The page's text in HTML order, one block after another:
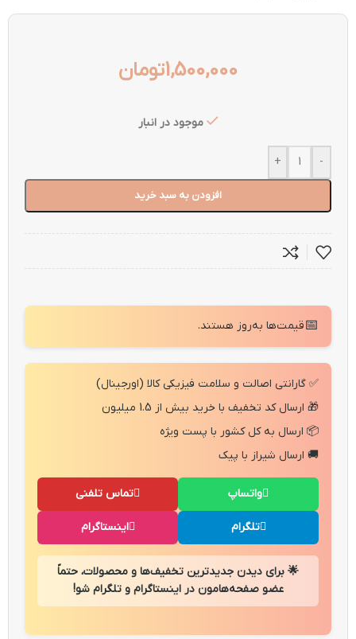
1,500,000تومان
موجود در انبار
-
+
افزودن به سبد خرید
📅قیمت‌ها به‌روز هستند.
✅ گارانتی اصالت و سلامت فیزیکی کالا (اورجینال)
🎁 ارسال کد تخفیف با خرید بیش از 1.5 میلیون
📦 ارسال به کل کشور با پست ویژه
🚚 ارسال شیراز با پیک
تماس تلفنی واتساپ
اینستاگرام تلگرام
🌟 برای دیدن جدیدترین تخفیف‌ها و محصولات، حتماً
عضو صفحه‌هامون در اینستاگرام و تلگرام شو!